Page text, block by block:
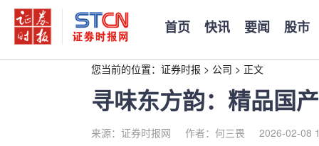
首页 快讯 要闻 股市
您当前的位置： 证券时报 > 公司 > 正文
寻味东方韵：精品国
来源：证券时报网 作者：何三畏 2026-02-08